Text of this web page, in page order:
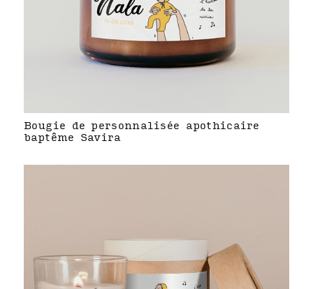
Bougie de personnalisée apothicaire
baptême Savira